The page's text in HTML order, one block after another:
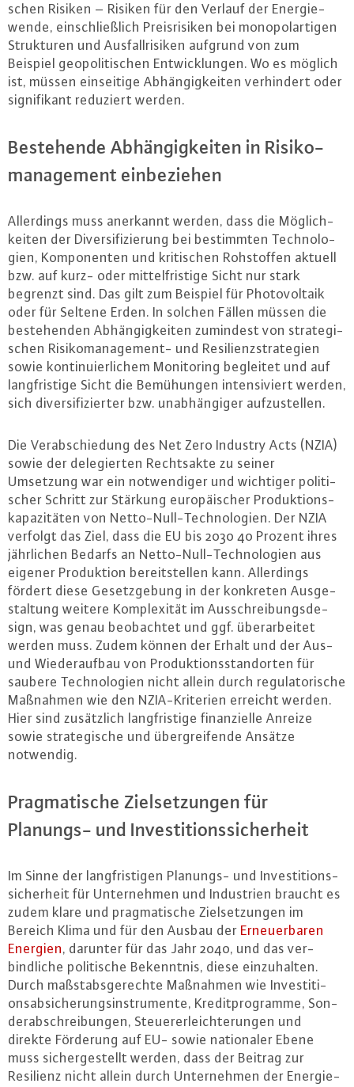
schen Risiken – Risiken für den Verlauf der En­er­gie­
wen­de, ein­schließ­lich Preis­ri­si­ken bei mo­no­pol­ar­ti­gen
Struk­tu­ren und Aus­fall­ri­si­ken aufgrund von zum
Beispiel geo­po­li­ti­schen Ent­wick­lun­gen. Wo es möglich
ist, müssen ein­sei­ti­ge Ab­hän­gig­kei­ten ver­hin­dert oder
si­gni­fi­kant reduziert werden.
Be­ste­hen­de Ab­hän­gig­kei­ten in Ri­si­ko­
ma­nage­ment ein­be­zie­hen
Al­ler­dings muss anerkannt werden, dass die Mög­lich­
kei­ten der Di­ver­si­fi­zie­rung bei be­stimm­ten Tech­no­lo­
gi­en, Kom­po­nen­ten und kri­ti­schen Roh­stof­fen aktuell
bzw. auf kurz- oder mit­tel­fris­ti­ge Sicht nur stark
begrenzt sind. Das gilt zum Beispiel für Pho­to­vol­ta­ik
oder für Seltene Erden. In solchen Fällen müssen die
be­ste­hen­den Ab­hän­gig­kei­ten zumindest von stra­te­gi­
schen Ri­si­ko­ma­nage­ment- und Resi­li­enz­stra­te­gi­en
sowie kon­ti­nu­ier­li­chem Mo­ni­to­ring begleitet und auf
lang­fris­ti­ge Sicht die Be­mü­hun­gen in­ten­si­viert werden,
sich di­ver­si­fi­zier­ter bzw. un­ab­hän­gi­ger auf­zu­stel­len.
Die Ver­ab­schie­dung des Net Zero Industry Acts (NZIA)
sowie der de­le­gier­ten Rechts­ak­te zu seiner
Umsetzung war ein not­wen­di­ger und wichtiger po­li­ti­
scher Schritt zur Stärkung eu­ro­päi­scher Pro­duk­ti­ons­
ka­pa­zi­tä­ten von Net­to-Null-Tech­no­lo­gi­en. Der NZIA
verfolgt das Ziel, dass die EU bis 2030 40 Prozent ihres
jähr­li­chen Bedarfs an Net­to-Null-Tech­no­lo­gi­en aus
eigener Pro­duk­ti­on be­reit­stel­len kann. Al­ler­dings
fördert diese Ge­setz­ge­bung in der konkreten Aus­ge­
stal­tung weitere Kom­ple­xi­tät im Aus­schrei­bungs­de­
sign, was genau be­ob­ach­tet und ggf. über­ar­bei­tet
werden muss. Zudem können der Erhalt und der Aus-
und Wie­der­auf­bau von Pro­duk­ti­ons­stand­or­ten für
saubere Tech­no­lo­gi­en nicht allein durch re­gu­la­to­ri­sche
Maßnahmen wie den NZIA-Kri­te­ri­en erreicht werden.
Hier sind zu­sätz­lich lang­fris­ti­ge fi­nan­zi­el­le Anreize
sowie stra­te­gi­sche und über­grei­fen­de Ansätze
notwendig.
Prag­ma­ti­sche Ziel­set­zun­gen für
Planungs- und In­ves­ti­ti­ons­si­cher­heit
Im Sinne der lang­fris­ti­gen Planungs- und In­ves­ti­ti­ons­
si­cher­heit für Un­ter­neh­men und In­dus­tri­en braucht es
zudem klare und prag­ma­ti­sche Ziel­set­zun­gen im
Bereich Klima und für den Ausbau der Er­neu­er­ba­ren
Energien, darunter für das Jahr 2040, und das ver­
bind­li­che po­li­ti­sche Be­kennt­nis, diese ein­zu­hal­ten.
Durch maß­stabs­ge­rech­te Maßnahmen wie In­ves­ti­ti­
ons­ab­si­che­rungs­in­stru­men­te, Kre­dit­pro­gram­me, Son­
der­ab­schrei­bun­gen, Steu­er­er­leich­te­run­gen und
direkte Förderung auf EU- sowie na­tio­na­ler Ebene
muss si­cher­ge­stellt werden, dass der Beitrag zur
Resilienz nicht allein durch Un­ter­neh­men der En­er­gie­